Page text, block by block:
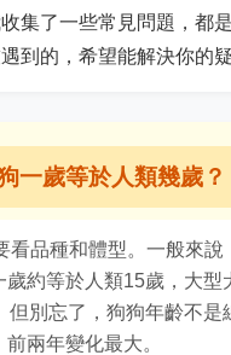
集了一些常見問題，都
到的，希望能解決你的疑
一歲等於人類幾歲？
看品種和體型。一般來說
歲約等於人類15歲，大型
但別忘了，狗狗年齡不是
前兩年變化最大。